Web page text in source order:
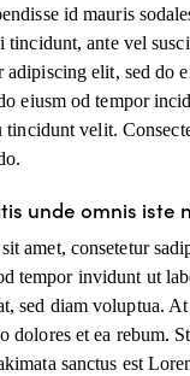
id mauris
tincidunt, ante vel
adipiscing elit, sed do
eiusm od tempor
tincidunt velit.
unde omnis iste
amet, consetetur
tempor invidunt ut
sed diam voluptua.
dolores et ea rebum.
sanctus est